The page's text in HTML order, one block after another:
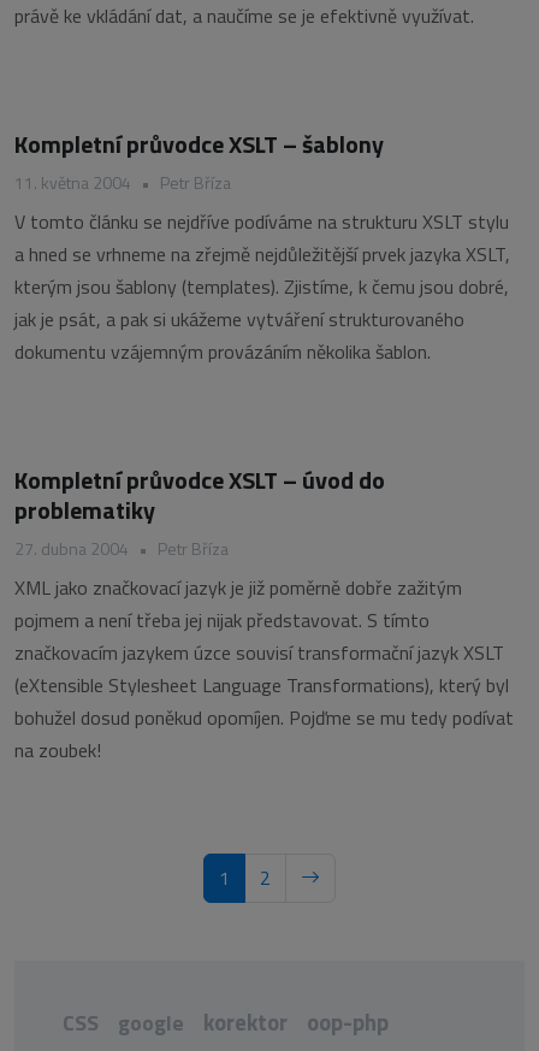
právě ke vkládání dat, a naučíme se je efektivně využívat.
Kompletní průvodce XSLT – šablony
11. května 2004 • Petr Bříza
V tomto článku se nejdříve podíváme na strukturu XSLT stylu
a hned se vrhneme na zřejmě nejdůležitější prvek jazyka XSLT,
kterým jsou šablony (templates). Zjistíme, k čemu jsou dobré,
jak je psát, a pak si ukážeme vytváření strukturovaného
dokumentu vzájemným provázáním několika šablon.
Kompletní průvodce XSLT – úvod do
problematiky
27. dubna 2004 • Petr Bříza
XML jako značkovací jazyk je již poměrně dobře zažitým
pojmem a není třeba jej nijak představovat. S tímto
značkovacím jazykem úzce souvisí transformační jazyk XSLT
(eXtensible Stylesheet Language Transformations), který byl
bohužel dosud poněkud opomíjen. Pojďme se mu tedy podívat
na zoubek!
1 2
CSS google korektor oop-php